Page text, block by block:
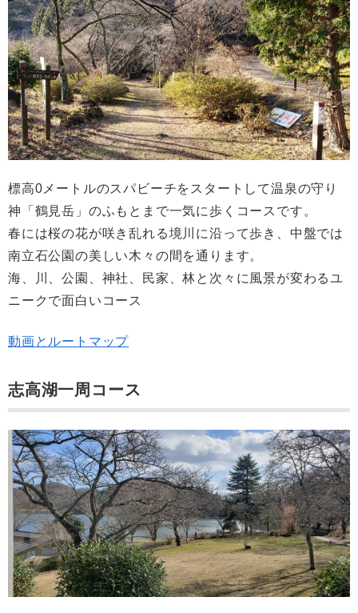
標高0メートルのスパビーチをスタートして温泉の守り
神「鶴見岳」のふもとまで一気に歩くコースです。
春には桜の花が咲き乱れる境川に沿って歩き、中盤では
南立石公園の美しい木々の間を通ります。
海、川、公園、神社、民家、林と次々に風景が変わるユ
ニークで面白いコース
動画とルートマップ
志高湖一周コース